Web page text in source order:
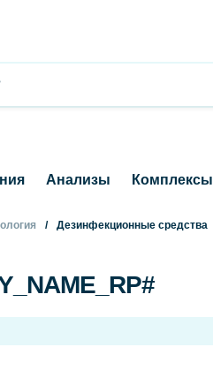
Анализы Комплексы
Дезинфекционные средства